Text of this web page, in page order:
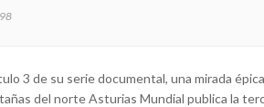
3 de su serie documental, una mirada
del norte Asturias Mundial publica la